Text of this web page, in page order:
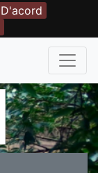
D'acord